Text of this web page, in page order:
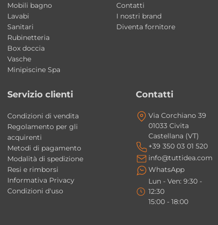
Praticità e comfort quotidiano
Le dimensioni generose e la profondità della
vasca garantiscono massima comodità
durante le attività quotidiane in cucina
migliorando funzionalità ed ergonomia.
Facile da pulire e igienizzare
La superficie in ceramica consente una
pulizia semplice e veloce garantendo elevati
standard igienici e praticità di
manutenzione.
Ideale per cucine moderne e
contemporanee
Il design essenziale e le finiture moderne
Mobili bagno
Lavabi
Sanitari
Rubinetteria
Box doccia
Vasche
Minipiscine Spa
Contatti
I nostri brand
Diventa fornitore
Servizio clienti
Condizioni di vendita
Regolamento per gli
acquirenti
Metodi di pagamento
Modalità di spedizione
Resi e rimborsi
Informativa Privacy
Condizioni d'uso
Contatti
Via Corchiano 39
01033 Civita
Castellana (VT)
+39 350 03 01 520
info@tuttidea.com
WhatsApp
Lun - Ven: 9:30 -
12:30
15:00 - 18:00